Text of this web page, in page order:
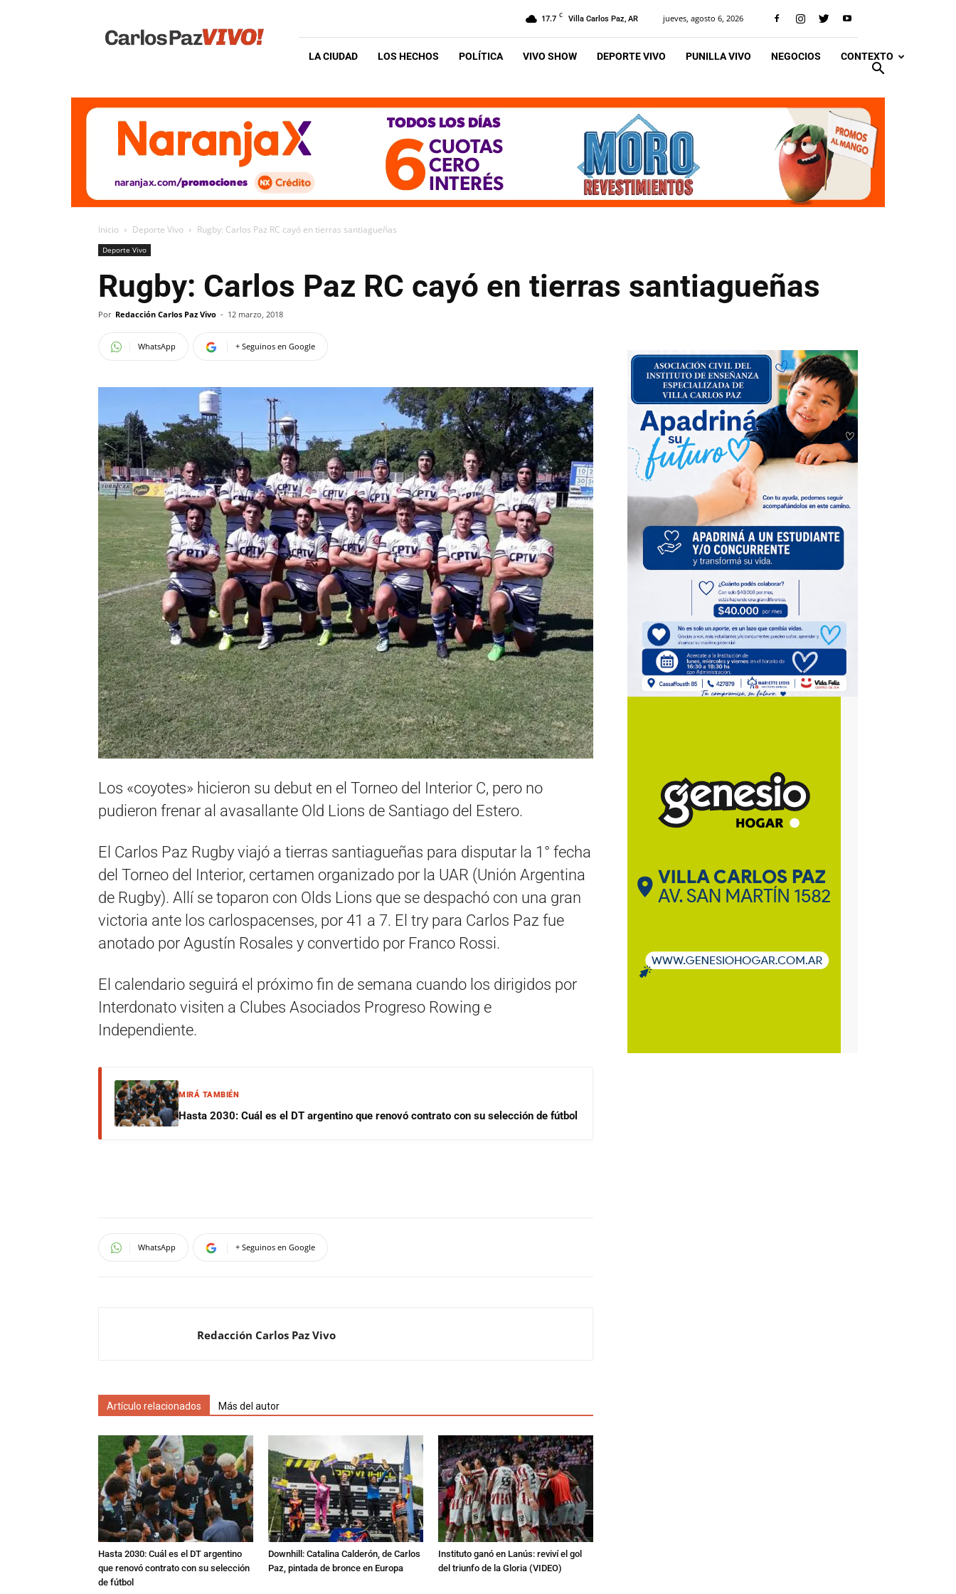
Vivo
17.7 C Villa Carlos Paz, AR jueves, agosto 6, 2026
LA CIUDAD LOS HECHOS POLÍTICA VIVO SHOW DEPORTE VIVO PUNILLA VIVO NEGOCIOS CONTEXTO
Inicio Deporte Vivo Rugby: Carlos Paz RC cayó en tierras santiagueñas
Deporte Vivo
Rugby: Carlos Paz RC cayó en tierras santiagueñas
Por Redacción Carlos Paz Vivo - 12 marzo, 2018
WhatsApp + Seguinos en Google
Los «coyotes» hicieron su debut en el Torneo del Interior C, pero no
pudieron frenar al avasallante Old Lions de Santiago del Estero.
El Carlos Paz Rugby viajó a tierras santiagueñas para disputar la 1° fecha
del Torneo del Interior, certamen organizado por la UAR (Unión Argentina
de Rugby). Allí se toparon con Olds Lions que se despachó con una gran
victoria ante los carlospacenses, por 41 a 7. El try para Carlos Paz fue
anotado por Agustín Rosales y convertido por Franco Rossi.
El calendario seguirá el próximo fin de semana cuando los dirigidos por
Interdonato visiten a Clubes Asociados Progreso Rowing e
Independiente.
MIRÁ TAMBIÉN
Hasta 2030: Cuál es el DT argentino que renovó contrato con su selección de fútbol
WhatsApp + Seguinos en Google
Redacción Carlos Paz Vivo
Artículo relacionados Más del autor
Hasta 2030: Cuál es el DT argentino
que renovó contrato con su selección
de fútbol
Downhill: Catalina Calderón, de Carlos
Paz, pintada de bronce en Europa
Instituto ganó en Lanús: reviví el gol
del triunfo de la Gloria (VIDEO)